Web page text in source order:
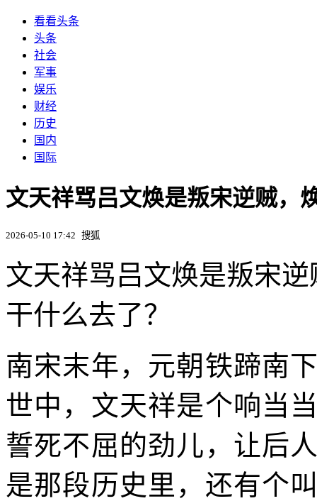
看看头条
头条
社会
军事
娱乐
财经
历史
国内
国际
文天祥骂吕文焕是叛宋逆贼，
2026-05-10 17:42 搜狐
文天祥骂吕文焕是叛宋
干什么去了？
南宋末年，元朝铁蹄南
世中，文天祥是个响当
誓死不屈的劲儿，让后
是那段历史里，还有个